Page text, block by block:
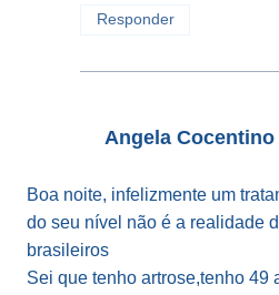
Responder
Angela Cocentino
Boa noite, infelizmente um
do seu nível não é a realidade
brasileiros
Sei que tenho artrose,tenho 49